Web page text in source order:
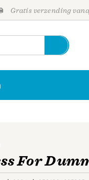
Gratis verzending
For